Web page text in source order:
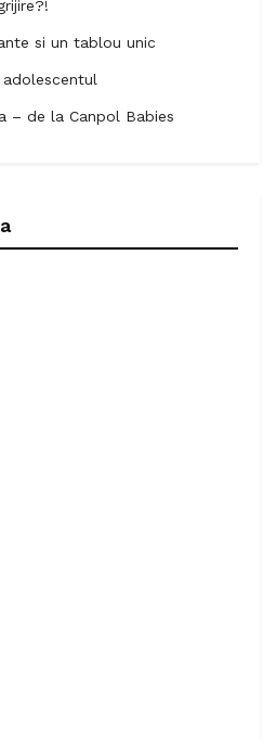
si un tablou unic
– de la Canpol Babies